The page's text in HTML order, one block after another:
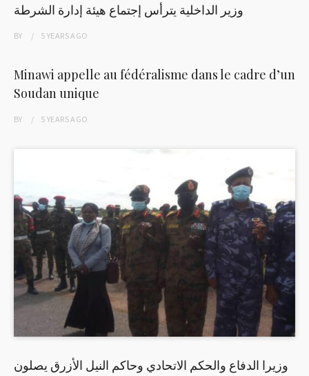
وزير الداخلية يترأس إجتماع هيئة إدارة الشرطة
BY 5 YEARSAGO
Minawi appelle au fédéralisme dans le cadre d’un
Soudan unique
BY 5 YEARSAGO
وزيرا الدفاع والحكم الاتحادي وحاكم النيل الأزرق يصلون